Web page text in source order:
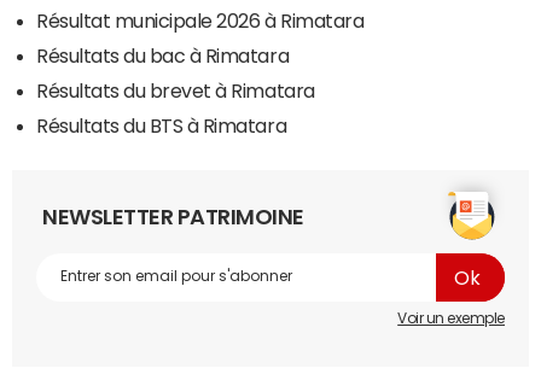
Résultat municipale 2026 à Rimatara
Résultats du bac à Rimatara
Résultats du brevet à Rimatara
Résultats du BTS à Rimatara
NEWSLETTER PATRIMOINE
Voir un exemple